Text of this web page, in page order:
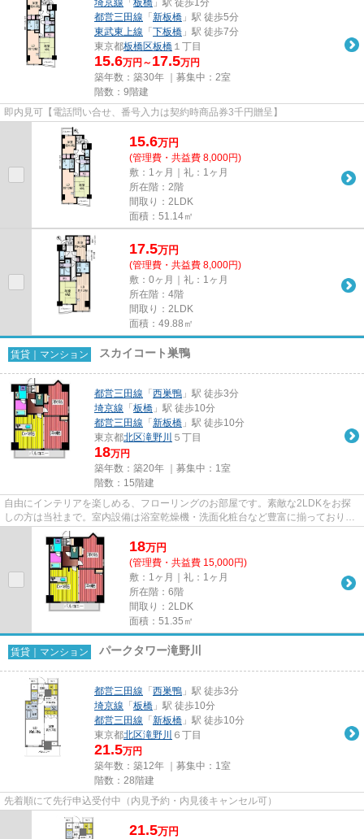
埼京線 「 板橋 」駅 徒歩1分
都営三田線 「 新板橋 」駅 徒歩5分
東武東上線 「 下板橋 」駅 徒歩7分
東京都板橋区板橋 １丁目
15.6万円～ 17.5万円
築年数：築30年 ｜募集中： 2室
階数：9階建
即内見可【電話問い合せ、番号入力は契約時商品券3千円贈呈】
15.6万円
(管理費・共益費 8,000円)
敷：1ヶ月｜礼：1ヶ月
所在階：2階
間取り：2LDK
面積：51.14㎡
17.5万円
(管理費・共益費 8,000円)
敷：0ヶ月｜礼：1ヶ月
所在階：4階
間取り：2LDK
面積：49.88㎡
賃貸｜マンション スカイコート巣鴨
都営三田線 「 西巣鴨 」駅 徒歩3分
埼京線 「 板橋 」駅 徒歩10分
都営三田線 「 新板橋 」駅 徒歩10分
東京都北区滝野川 ５丁目
18万円
築年数：築20年 ｜募集中： 1室
階数：15階建
自由にインテリアを楽しめる、フローリングのお部屋です。素敵な2LDKをお探
しの方は当社まで。室内設備は浴室乾燥機・洗面化粧台など豊富に揃っており、
過ごしやすいお部屋になってお...
18万円
(管理費・共益費 15,000円)
敷：1ヶ月｜礼：1ヶ月
所在階：6階
間取り：2LDK
面積：51.35㎡
賃貸｜マンション パークタワー滝野川
都営三田線 「 西巣鴨 」駅 徒歩3分
埼京線 「 板橋 」駅 徒歩10分
都営三田線 「 新板橋 」駅 徒歩10分
東京都北区滝野川 ６丁目
21.5万円
築年数：築12年 ｜募集中： 1室
階数：28階建
先着順にて先行申込受付中（内見予約・内見後キャンセル可）
21.5万円